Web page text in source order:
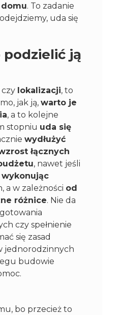
. To zadanie
uda się
ją
czy lokalizacji, to
jak ją, warto je
, a to kolejne
stopniu uda się
wydłużyć
łącznych
, nawet jeśli
a w zależności od
różnice. Nie da
czy spełnienie
się zasad
jednorodzinnych
budowie
bo przecież to